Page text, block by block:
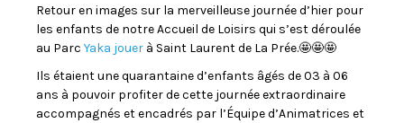
Retour en images sur la merveilleuse journée d’hier pour
les enfants de notre Accueil de Loisirs qui s’est déroulée
au Parc Yaka jouer à Saint Laurent de La Prée.🤩🤩🤩
Ils étaient une quarantaine d’enfants âgés de 03 à 06
ans à pouvoir profiter de cette journée extraordinaire
accompagnés et encadrés par l’Équipe d’Animatrices et